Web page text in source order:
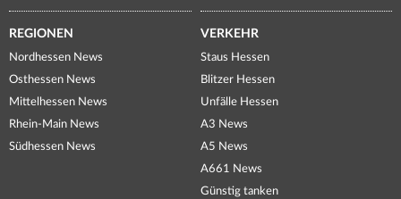
REGIONEN
Nordhessen News
Osthessen News
Mittelhessen News
Rhein-Main News
Südhessen News
VERKEHR
Staus Hessen
Blitzer Hessen
Unfälle Hessen
A3 News
A5 News
A661 News
Günstig tanken